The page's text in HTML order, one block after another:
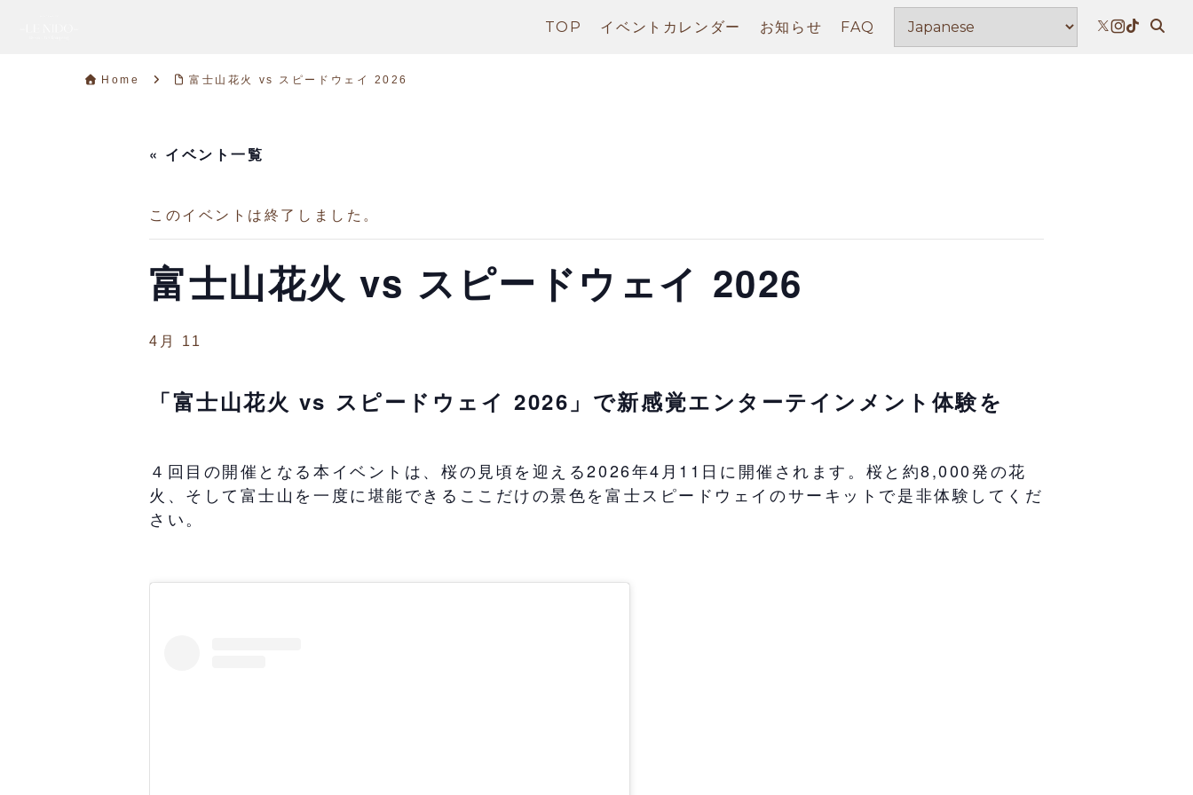
TOP イベントカレンダー お知らせ FAQ
Home 富士山花火 vs スピードウェイ 2026
« イベント一覧
このイベントは終了しました。
富士山花火 vs スピードウェイ 2026
4月 11
「富士山花火 vs スピードウェイ 2026」で新感覚エンターテインメント体験を
４回目の開催となる本イベントは、桜の見頃を迎える2026年4月11日に開催されます。桜と約8,000発の花
火、そして富士山を一度に堪能できるここだけの景色を富士スピードウェイのサーキットで是非体験してくだ
さい。